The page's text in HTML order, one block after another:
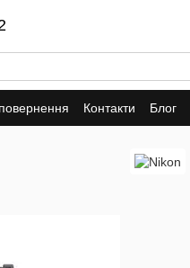
Контакти Блог